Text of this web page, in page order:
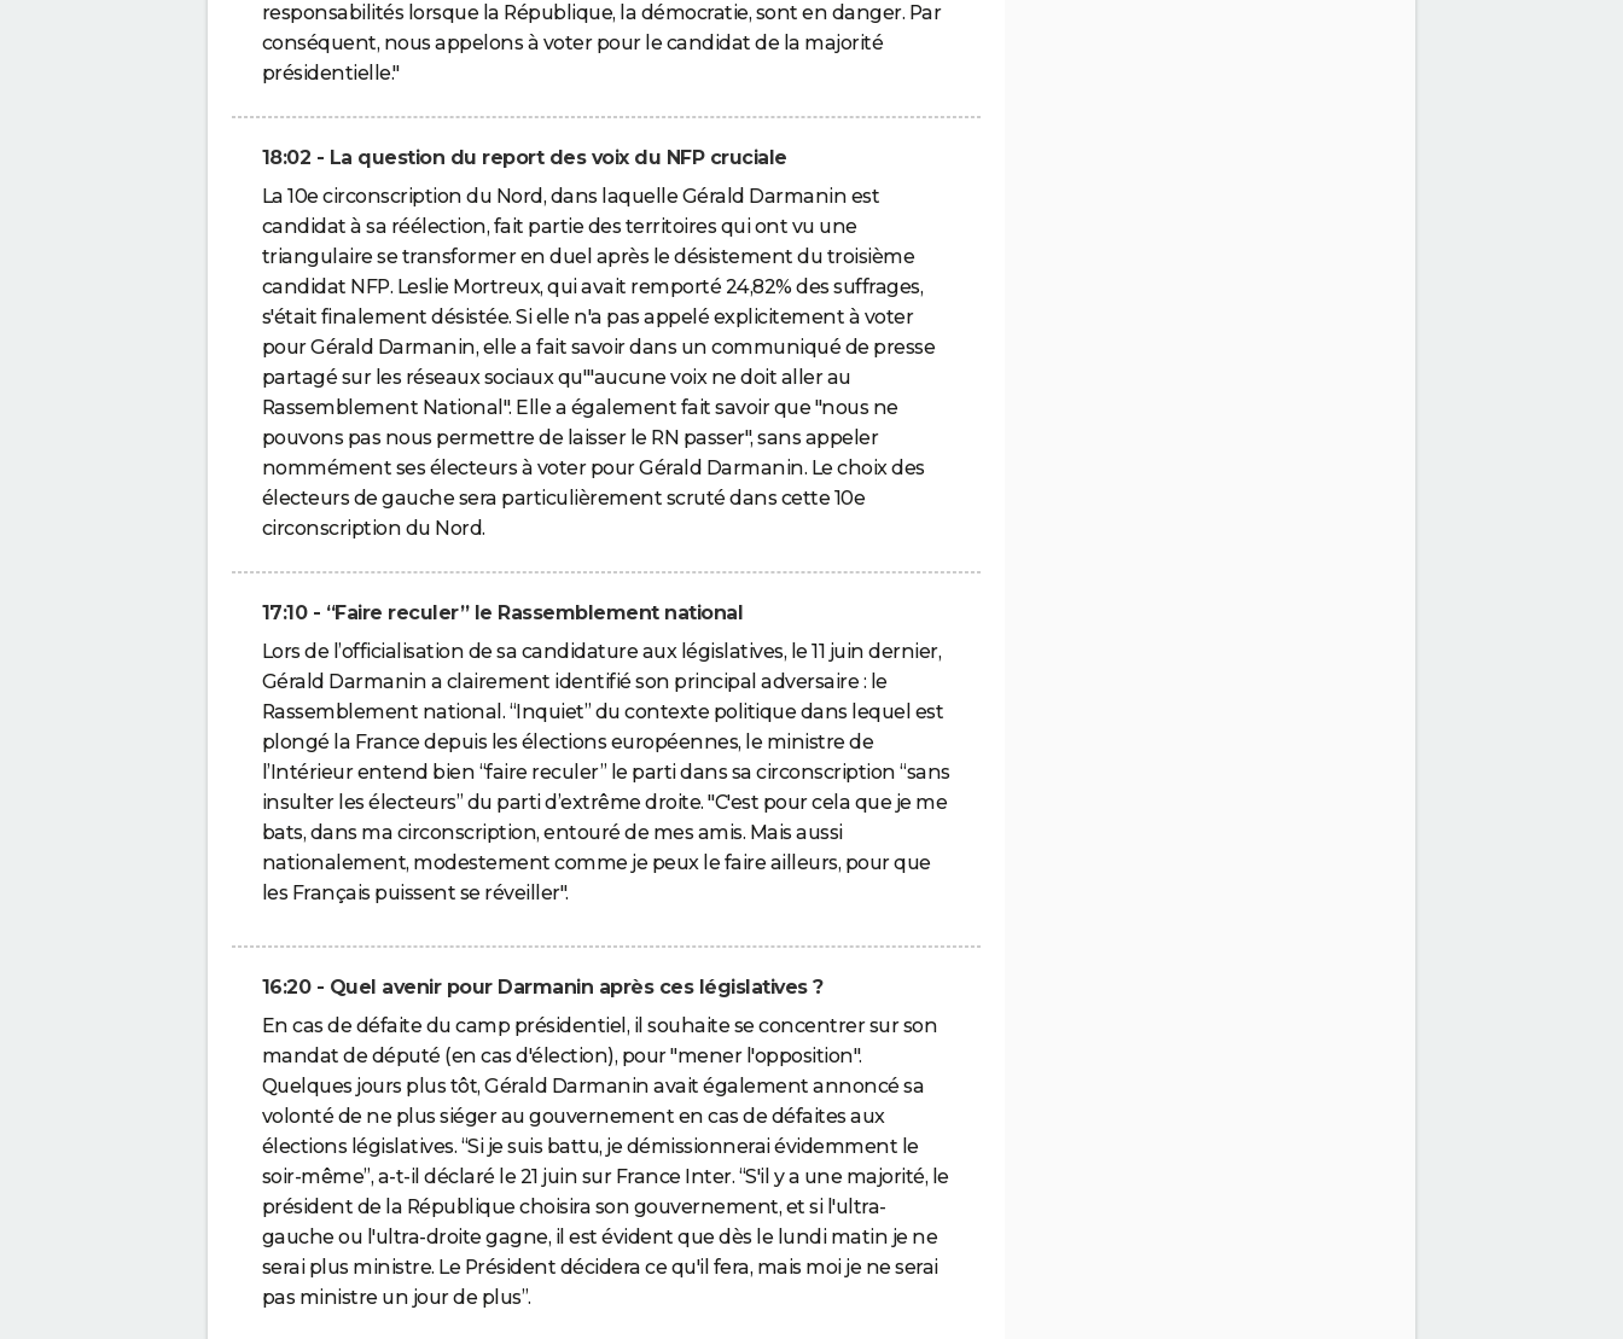
responsabilités lorsque la République, la démocratie, sont en danger. Par
conséquent, nous appelons à voter pour le candidat de la majorité
présidentielle."
18:02 - La question du report des voix du NFP cruciale
La 10e circonscription du Nord, dans laquelle Gérald Darmanin est
candidat à sa réélection, fait partie des territoires qui ont vu une
triangulaire se transformer en duel après le désistement du troisième
candidat NFP. Leslie Mortreux, qui avait remporté 24,82% des suffrages,
s'était finalement désistée. Si elle n'a pas appelé explicitement à voter
pour Gérald Darmanin, elle a fait savoir dans un communiqué de presse
partagé sur les réseaux sociaux qu'"aucune voix ne doit aller au
Rassemblement National". Elle a également fait savoir que "nous ne
pouvons pas nous permettre de laisser le RN passer", sans appeler
nommément ses électeurs à voter pour Gérald Darmanin. Le choix des
électeurs de gauche sera particulièrement scruté dans cette 10e
circonscription du Nord.
17:10 - “Faire reculer” le Rassemblement national
Lors de l’officialisation de sa candidature aux législatives, le 11 juin dernier,
Gérald Darmanin a clairement identifié son principal adversaire : le
Rassemblement national. “Inquiet” du contexte politique dans lequel est
plongé la France depuis les élections européennes, le ministre de
l’Intérieur entend bien “faire reculer” le parti dans sa circonscription “sans
insulter les électeurs” du parti d’extrême droite. "C'est pour cela que je me
bats, dans ma circonscription, entouré de mes amis. Mais aussi
nationalement, modestement comme je peux le faire ailleurs, pour que
les Français puissent se réveiller".
16:20 - Quel avenir pour Darmanin après ces législatives ?
En cas de défaite du camp présidentiel, il souhaite se concentrer sur son
mandat de député (en cas d'élection), pour "mener l'opposition".
Quelques jours plus tôt, Gérald Darmanin avait également annoncé sa
volonté de ne plus siéger au gouvernement en cas de défaites aux
élections législatives. “Si je suis battu, je démissionnerai évidemment le
soir-même”, a-t-il déclaré le 21 juin sur France Inter. “S'il y a une majorité, le
président de la République choisira son gouvernement, et si l'ultra-
gauche ou l'ultra-droite gagne, il est évident que dès le lundi matin je ne
serai plus ministre. Le Président décidera ce qu'il fera, mais moi je ne serai
pas ministre un jour de plus”.